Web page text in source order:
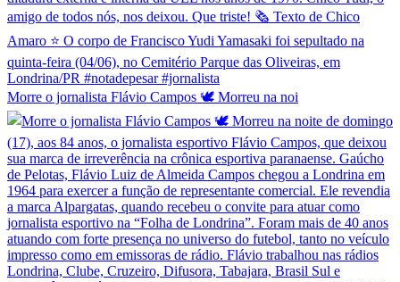
Morre o jornalista Flávio Campos 🕊️ Morreu na noi